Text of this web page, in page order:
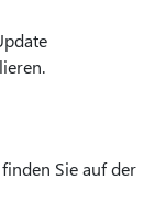
Sie auf der